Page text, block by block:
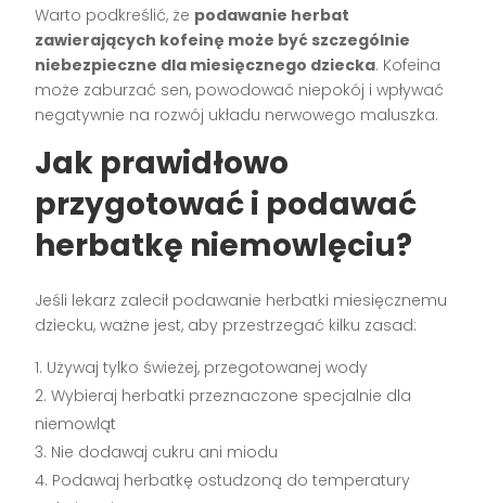
Warto podkreślić, że podawanie herbat
zawierających kofeinę może być szczególnie
niebezpieczne dla miesięcznego dziecka. Kofeina
może zaburzać sen, powodować niepokój i wpływać
negatywnie na rozwój układu nerwowego maluszka.
Jak prawidłowo
przygotować i podawać
herbatkę niemowlęciu?
Jeśli lekarz zalecił podawanie herbatki miesięcznemu
dziecku, ważne jest, aby przestrzegać kilku zasad:
Używaj tylko świeżej, przegotowanej wody
Wybieraj herbatki przeznaczone specjalnie dla
niemowląt
Nie dodawaj cukru ani miodu
Podawaj herbatkę ostudzoną do temperatury